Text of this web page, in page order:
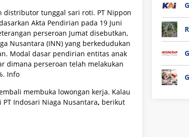
distributor tunggal sari roti. PT Nippon
Akta Pendirian pada 19 Juni
perseroan Jumat disebutkan,
Nusantara (INN) yang berkedudukan
Modal dasar pendirian entitas anak
dimana perseroan telah melakukan
Info
membuka lowongan kerja. Kalau
PT Indosari Niaga Nusantara, berikut